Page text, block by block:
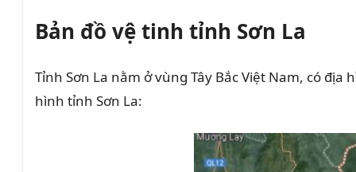
Bản đồ vệ tinh tỉnh Sơn La
Tỉnh Sơn La nằm ở vùng Tây Bắc Việt Nam, có
hình tỉnh Sơn La: